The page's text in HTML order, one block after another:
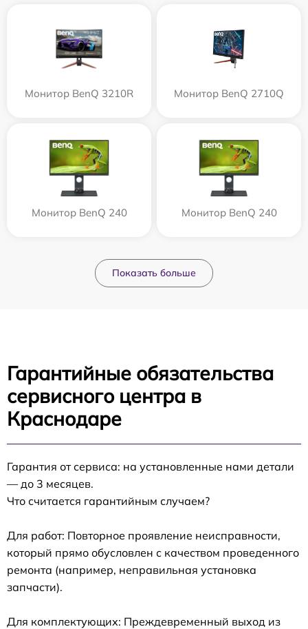
Монитор BenQ 3210R Монитор BenQ 2710Q
Монитор BenQ 240 Монитор BenQ 240
Показать больше
Гарантийные обязательства
сервисного центра в
Краснодаре
Гарантия от сервиса: на установленные нами детали
— до 3 месяцев.
Что считается гарантийным случаем?
Для работ: Повторное проявление неисправности,
который прямо обусловлен с качеством проведенного
ремонта (например, неправильная установка
запчасти).
Для комплектующих: Преждевременный выход из